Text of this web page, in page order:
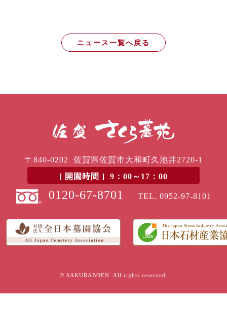
ニュース一覧へ戻る
〒840-0202 佐賀県佐賀市大和町久池井2720-1
[ 開園時間 ] 9：00～17：00
0120-67-8701 TEL. 0952-97-8101
© SAKURABOEN. All rights reserved.